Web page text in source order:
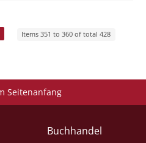
Items 351 to 360 of total 428
Seitenanfang
Buchhandel